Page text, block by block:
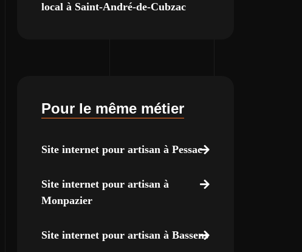
local à Saint-André-de-Cubzac
Pour le même métier
Site internet pour artisan à Pessac
Site internet pour artisan à
Monpazier
Site internet pour artisan à Bassens